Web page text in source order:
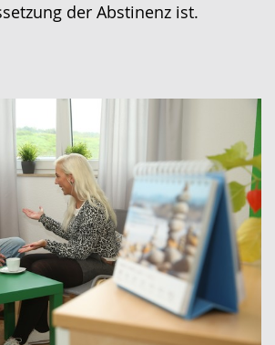
der Abstinenz ist.